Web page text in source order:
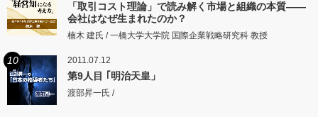
「取引コスト理論」で読み解く市場と組織の本質――
会社はなぜ生まれたのか？
楠木 建氏 / 一橋大学大学院 国際企業戦略研究科 教授
10 2011.07.12
第9人目 ｢明治天皇」
渡部昇一氏 /